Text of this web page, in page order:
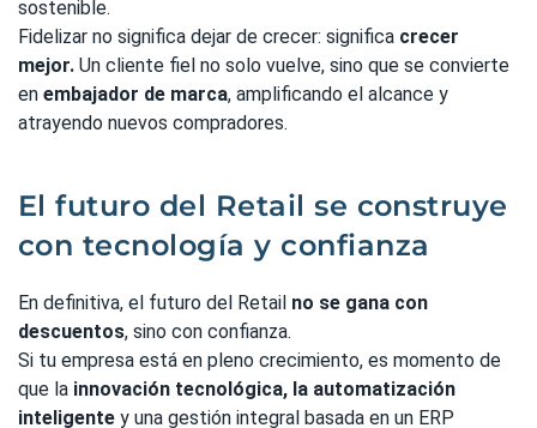
sostenible.
Fidelizar no significa dejar de crecer: significa crecer
mejor. Un cliente fiel no solo vuelve, sino que se convierte
en embajador de marca, amplificando el alcance y
atrayendo nuevos compradores.
El futuro del Retail se construye
con tecnología y confianza
En definitiva, el futuro del Retail no se gana con
descuentos, sino con confianza.
Si tu empresa está en pleno crecimiento, es momento de
que la innovación tecnológica, la automatización
inteligente y una gestión integral basada en un ERP